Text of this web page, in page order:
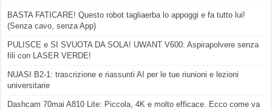
BASTA FATICARE! Questo robot tagliaerba lo appoggi e fa tutto lui!
(Senza cavo, senza App)
PULISCE e SI SVUOTA DA SOLA! UWANT V600: Aspirapolvere senza
fili con LASER VERDE!
NUASI B2-1: trascrizione e riassunti AI per le tue riunioni e lezioni
universitarie
Dashcam 70mai A810 Lite: Piccola, 4K e molto efficace. Ecco come va